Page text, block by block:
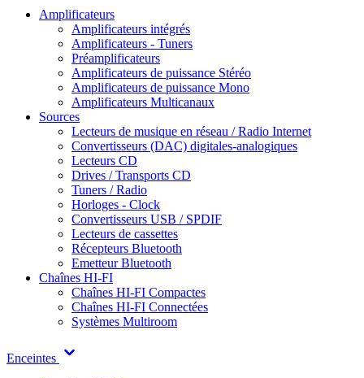
Amplificateurs
Amplificateurs intégrés
Amplificateurs - Tuners
Préamplificateurs
Amplificateurs de puissance Stéréo
Amplificateurs de puissance Mono
Amplificateurs Multicanaux
Sources
Lecteurs de musique en réseau / Radio Internet
Convertisseurs (DAC) digitales-analogiques
Lecteurs CD
Drives / Transports CD
Tuners / Radio
Horloges - Clock
Convertisseurs USB / SPDIF
Lecteurs de cassettes
Récepteurs Bluetooth
Emetteur Bluetooth
Chaînes HI-FI
Chaînes HI-FI Compactes
Chaînes HI-FI Connectées
Systèmes Multiroom
Enceintes